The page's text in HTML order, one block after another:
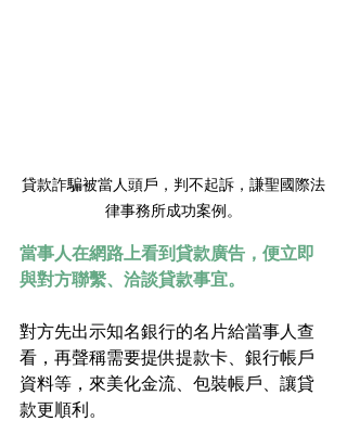
貸款詐騙被當人頭戶，判不起訴，謙聖國際法
律事務所成功案例。
當事人在網路上看到貸款廣告，便立即
與對方聯繫、洽談貸款事宜。
對方先出示知名銀行的名片給當事人查
看，再聲稱需要提供提款卡、銀行帳戶
資料等，來美化金流、包裝帳戶、讓貸
款更順利。